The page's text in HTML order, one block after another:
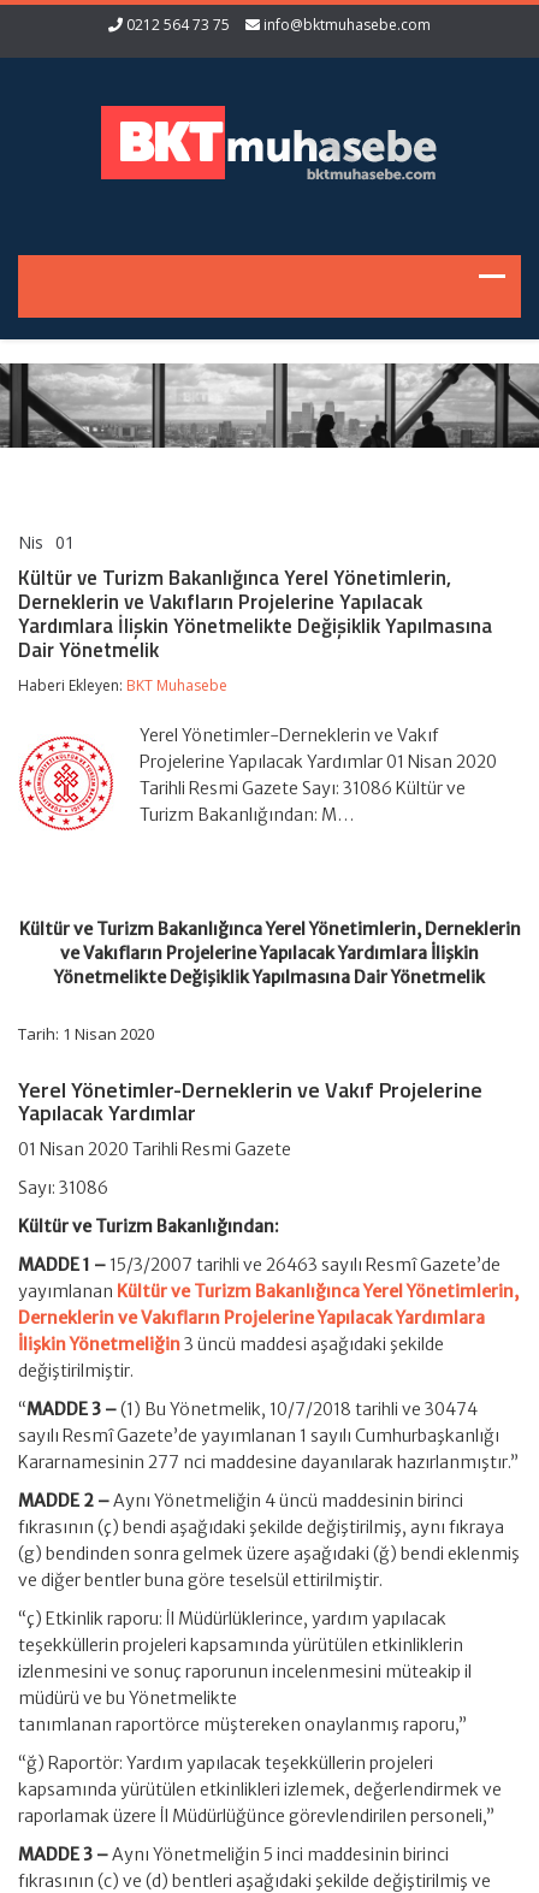
0212 564 73 75 info@bktmuhasebe.com
Nis 01
Turizm
Bakanlığınca
Yerel
Yönetimlerin,
ve
Projelerine
Yapılacak
Yardımlara
İlişkin
Yönetmelikte
Kültür ve Turizm Bakanlığınca Yerel Yönetimlerin,
Derneklerin ve Vakıfların Projelerine Yapılacak
Yardımlara İlişkin Yönetmelikte Değişiklik Yapılmasına
Dair Yönetmelik
Haberi Ekleyen: BKT Muhasebe
Yerel Yönetimler-Derneklerin ve Vakıf
Projelerine Yapılacak Yardımlar 01 Nisan 2020
Tarihli Resmi Gazete Sayı: 31086 Kültür ve
Turizm Bakanlığından: M…
Kültür ve Turizm Bakanlığınca Yerel Yönetimlerin, Derneklerin
ve Vakıfların Projelerine Yapılacak Yardımlara İlişkin
Yönetmelikte Değişiklik Yapılmasına Dair Yönetmelik
Tarih: 1 Nisan 2020
Yerel Yönetimler-Derneklerin ve Vakıf Projelerine
Yapılacak Yardımlar
01 Nisan 2020 Tarihli Resmi Gazete
Sayı: 31086
Kültür ve Turizm Bakanlığından:
MADDE 1 – 15/3/2007 tarihli ve 26463 sayılı Resmî Gazete’de
yayımlanan Kültür ve Turizm Bakanlığınca Yerel Yönetimlerin,
Derneklerin ve Vakıfların Projelerine Yapılacak Yardımlara
İlişkin Yönetmeliğin3 üncü maddesi aşağıdaki şekilde
değiştirilmiştir.
“MADDE 3 –(1) Bu Yönetmelik, 10/7/2018 tarihli ve 30474
sayılı Resmî Gazete’de yayımlanan 1 sayılı Cumhurbaşkanlığı
Kararnamesinin 277 nci maddesine dayanılarak hazırlanmıştır.”
MADDE 2 –Aynı Yönetmeliğin 4 üncü maddesinin birinci
fıkrasının (ç) bendi aşağıdaki şekilde değiştirilmiş, aynı fıkraya
(g) bendinden sonra gelmek üzere aşağıdaki (ğ) bendi eklenmiş
ve diğer bentler buna göre teselsül ettirilmiştir.
“ç) Etkinlik raporu: İl Müdürlüklerince, yardım yapılacak
teşekküllerin projeleri kapsamında yürütülen etkinliklerin
izlenmesini ve sonuç raporunun incelenmesini müteakip il
müdürü ve bu Yönetmelikte
tanımlanan raportörce müştereken onaylanmış raporu,”
“ğ) Raportör: Yardım yapılacak teşekküllerin projeleri
kapsamında yürütülen etkinlikleri izlemek, değerlendirmek ve
raporlamak üzere İl Müdürlüğünce görevlendirilen personeli,”
MADDE 3 –Aynı Yönetmeliğin 5 inci maddesinin birinci
fıkrasının (c) ve (d) bentleri aşağıdaki şekilde değiştirilmiş ve